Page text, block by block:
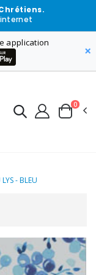
internet
application
×
0
- BLEU